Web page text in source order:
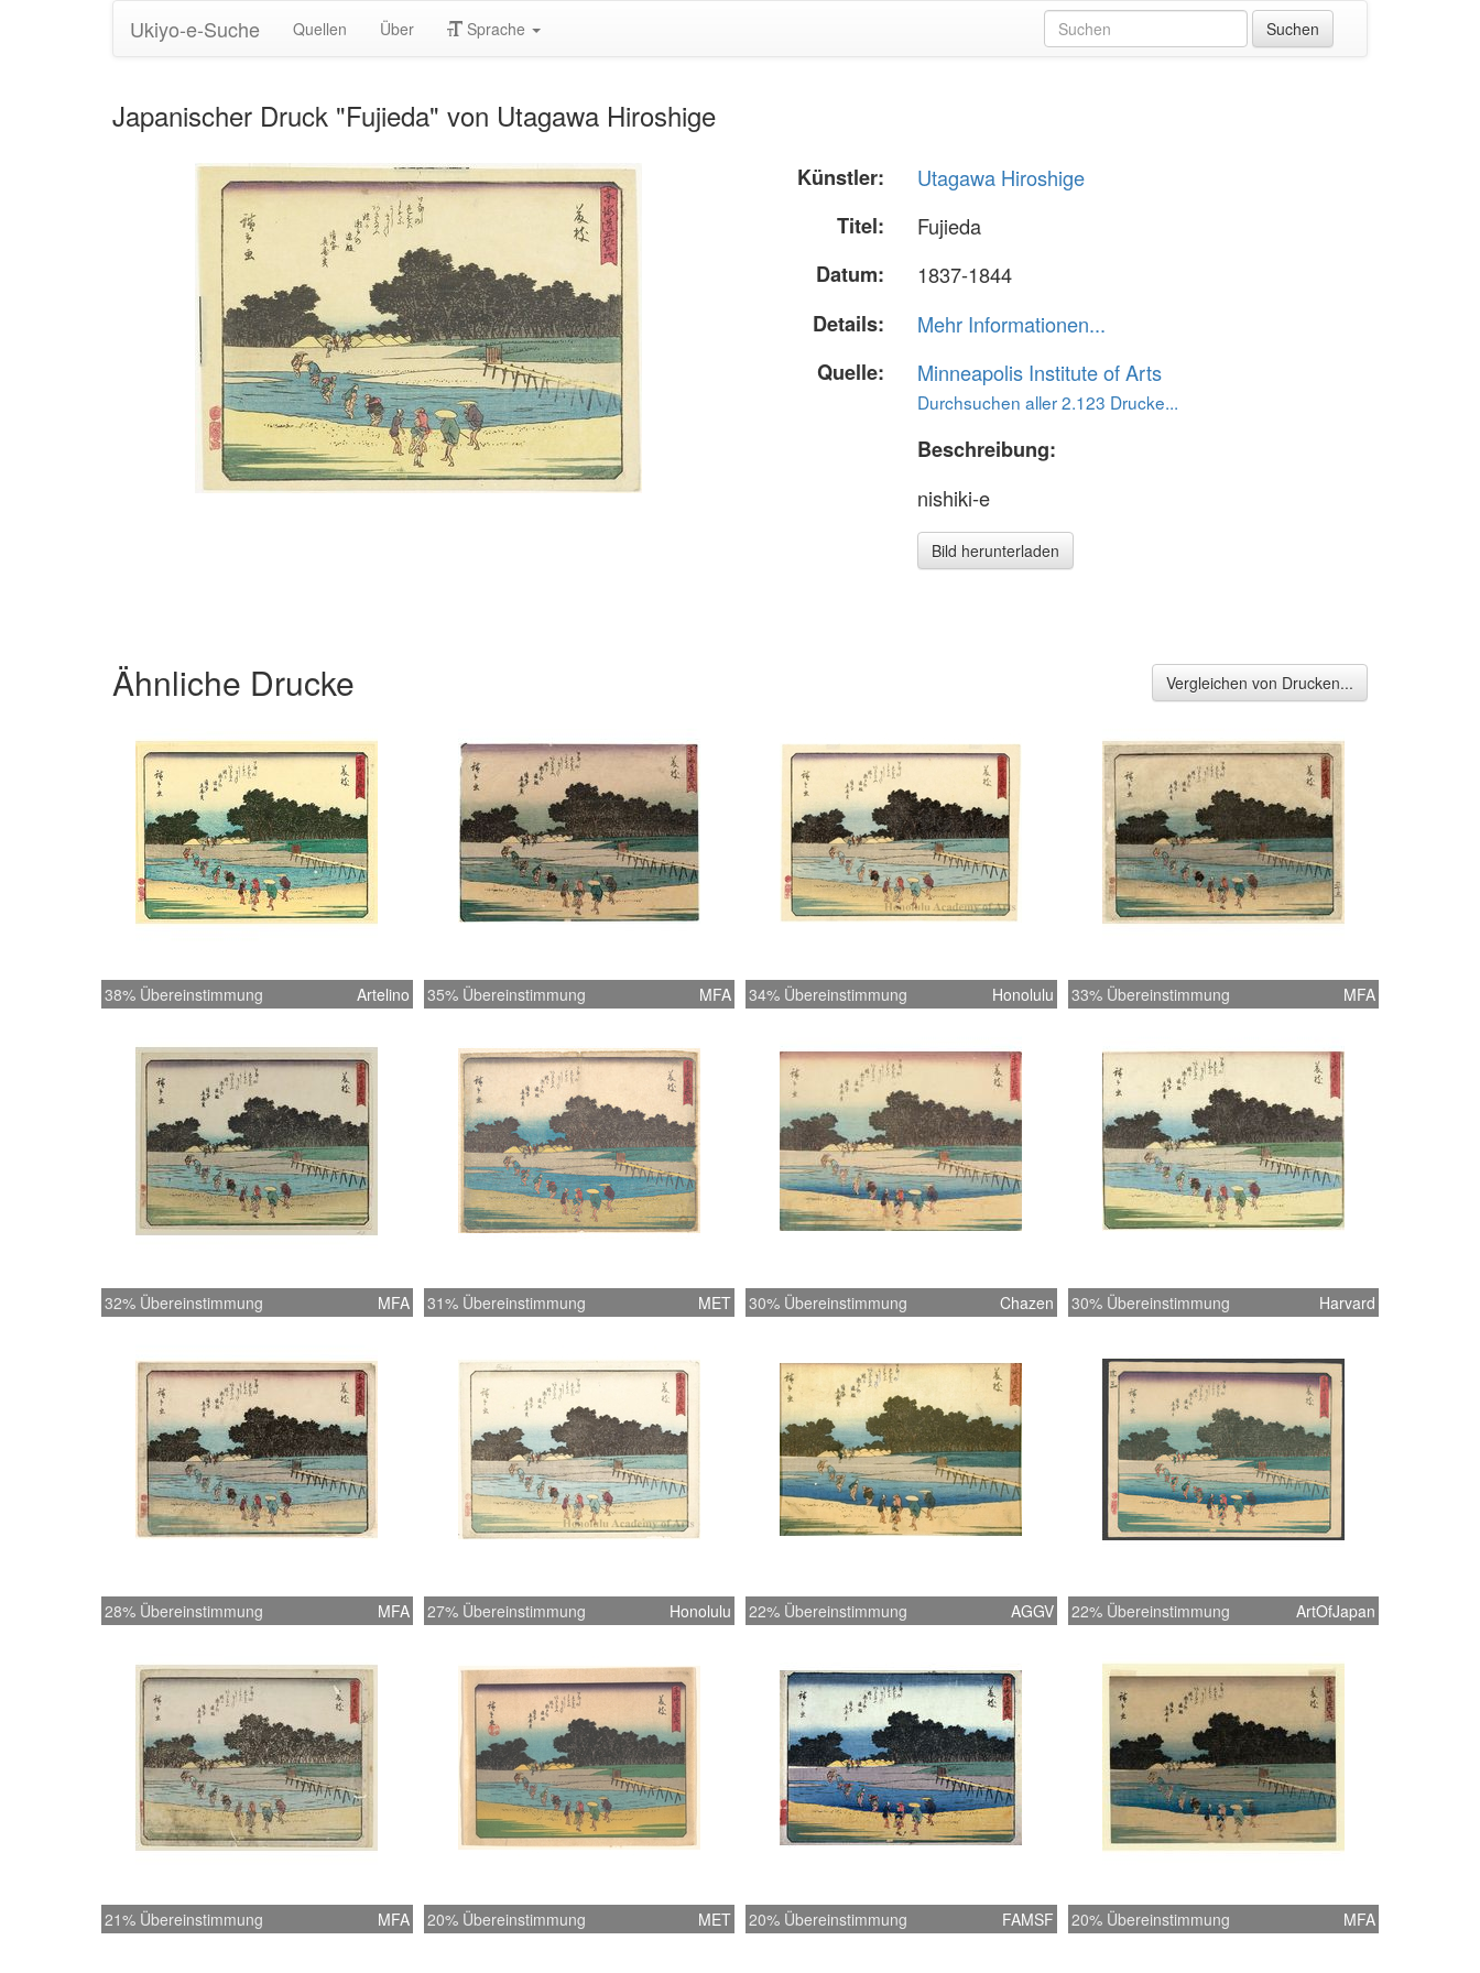
Ukiyo-e-Suche Quellen Über Sprache
Japanischer Druck "Fujieda" von Utagawa Hiroshige
Künstler:
Utagawa Hiroshige
Titel:
Fujieda
Datum:
1837-1844
Details:
Mehr Informationen...
Quelle:
Minneapolis Institute of Arts
Durchsuchen aller 2.123 Drucke...
Beschreibung:
nishiki-e
Bild herunterladen
Ähnliche Drucke Vergleichen von Drucken...
38% Übereinstimmung Artelino 35% Übereinstimmung MFA 34% Übereinstimmung Honolulu 33% Übereinstimmung MFA
32% Übereinstimmung MFA 31% Übereinstimmung MET 30% Übereinstimmung Chazen 30% Übereinstimmung Harvard
28% Übereinstimmung MFA 27% Übereinstimmung Honolulu 22% Übereinstimmung AGGV 22% Übereinstimmung ArtOfJapan
21% Übereinstimmung MFA 20% Übereinstimmung MET 20% Übereinstimmung FAMSF 20% Übereinstimmung MFA